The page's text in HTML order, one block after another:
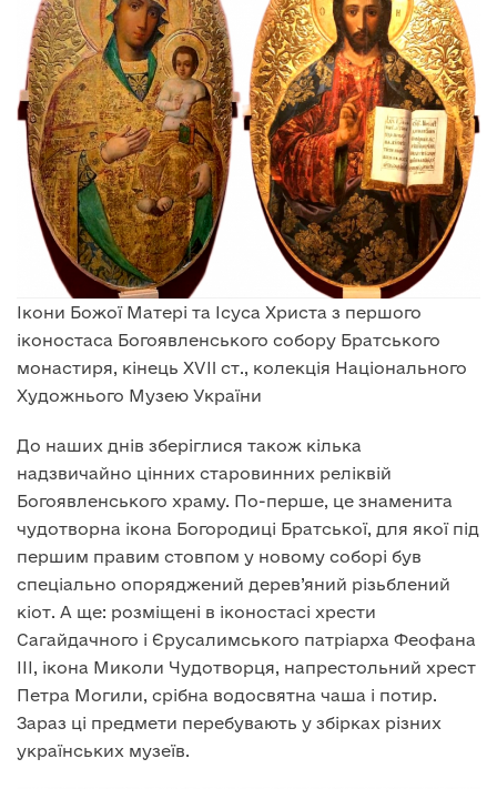
Ікони Божої Матері та Ісуса Христа з першого
іконостаса Богоявленського собору Братського
монастиря, кінець XVII ст., колекція Національного
Художнього Музею України
До наших днів зберіглися також кілька
надзвичайно цінних старовинних реліквій
Богоявленського храму. По-перше, це знаменита
чудотворна ікона Богородиці Братської, для якої під
першим правим стовпом у новому соборі був
спеціально опоряджений дерев’яний різьблений
кіот. А ще: розміщені в іконостасі хрести
Сагайдачного і Єрусалимського патріарха Феофана
ІІІ, ікона Миколи Чудотворця, напрестольний хрест
Петра Могили, срібна водосвятна чаша і потир.
Зараз ці предмети перебувають у збірках різних
українських музеїв.